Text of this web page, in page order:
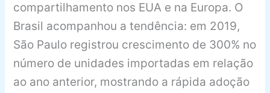
compartilhamento nos EUA e na Europa. O
Brasil acompanhou a tendência: em 2019,
São Paulo registrou crescimento de 300% no
número de unidades importadas em relação
ao ano anterior, mostrando a rápida adoção